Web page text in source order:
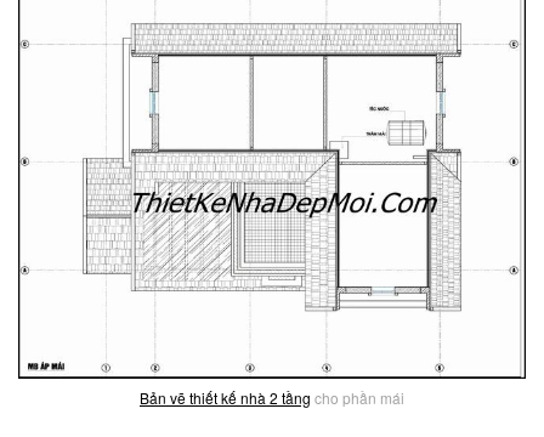
Bản vẽ thiết kế nhà 2 tầng cho phần mái